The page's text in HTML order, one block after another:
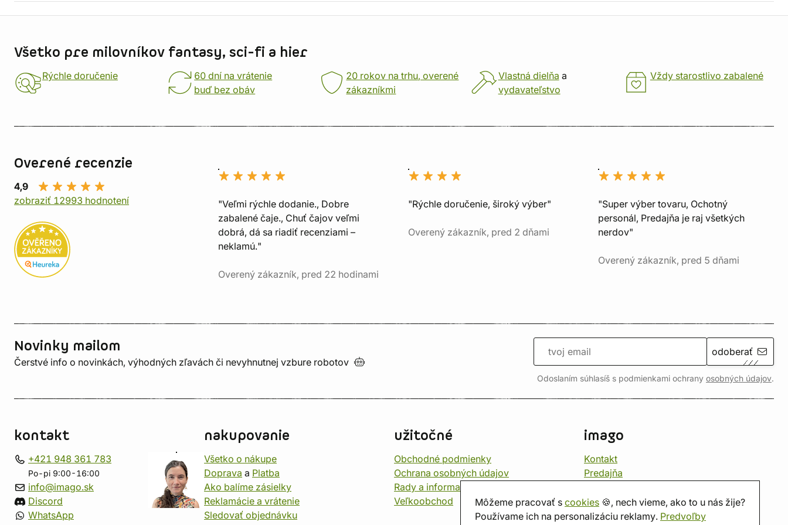
Môžeme pracovať s cookies 🍪, nech vieme, ako to u nás žije?
Používame ich na personalizáciu reklamy. Predvoľby
Všetko pre milovníkov fantasy, sci-fi a hier
Rýchle doručenie
60 dní na vrátenie
buď bez obáv
20 rokov na trhu, overené
zákazníkmi
Vlastná dielňa a
vydavateľstvo
Vždy starostlivo zabalené
Overené recenzie
4,9
zobraziť 12993 hodnotení
"Veľmi rýchle dodanie., Dobre
zabalené čaje., Chuť čajov veľmi
dobrá, dá sa riadiť recenziami –
neklamú."
Overený zákazník, pred 22 hodinami
"Rýchle doručenie, široký výber"
Overený zákazník, pred 2 dňami
"Super výber tovaru, Ochotný
personál, Predajňa je raj všetkých
nerdov"
Overený zákazník, pred 5 dňami
Novinky mailom
Čerstvé info o novinkách, výhodných zľavách či nevyhnutnej vzbure robotov
odoberať
Odoslaním súhlasíš s podmienkami ochrany osobných údajov.
kontakt
+421 948 361 783
Po-pi 9:00-16:00
info@imago.sk
Discord
WhatsApp
nakupovanie
Všetko o nákupe
Doprava a Platba
Ako balíme zásielky
Reklamácie a vrátenie
Sledovať objednávku
užitočné
Obchodné podmienky
Ochrana osobných údajov
Rady a informace
Veľkoobchod
imago
Kontakt
Predajňa
O nás
Hodnotenie obchodu